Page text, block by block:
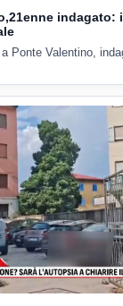
indagato:
a Ponte Valentino,